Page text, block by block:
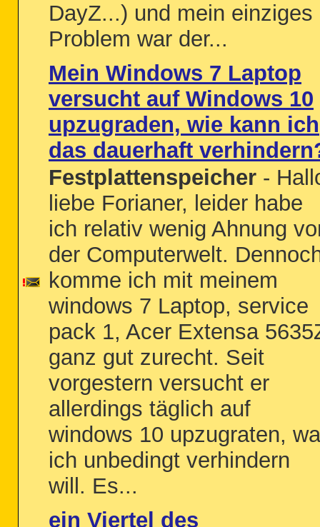
DayZ...) und mein einziges
Problem war der...
Mein Windows 7 Laptop
versucht auf Windows 10
upzugraden, wie kann ich
das dauerhaft
Festplattenspeicher -
liebe Forianer, leider habe
ich relativ wenig Ahnung
der Computerwelt.
komme ich mit meinem
windows 7 Laptop, service
pack 1, Acer Extensa
ganz gut zurecht. Seit
vorgestern versucht er
allerdings täglich auf
windows 10 upzugraten,
ich unbedingt verhindern
will. Es...
ein Viertel des